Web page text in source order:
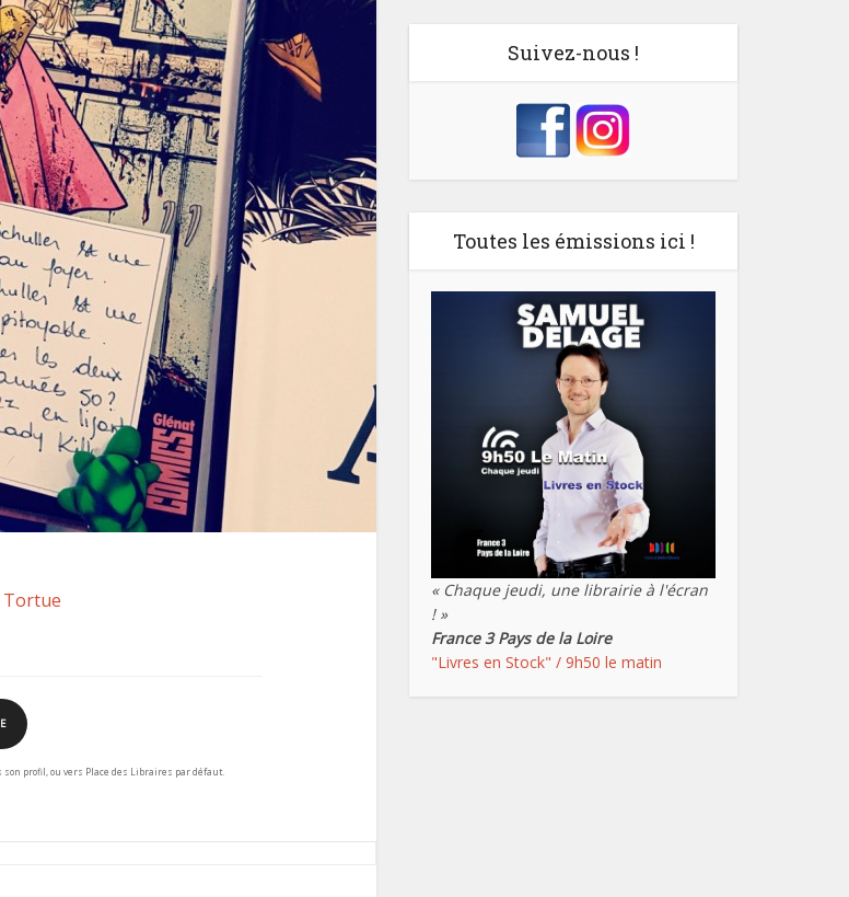
Tortue
profil, ou vers Place des Libraires par défaut.
Suivez-nous !
Toutes les émissions ici !
« Chaque jeudi, une librairie à l'écran
! »
France 3 Pays de la Loire
"Livres en Stock" / 9h50 le matin